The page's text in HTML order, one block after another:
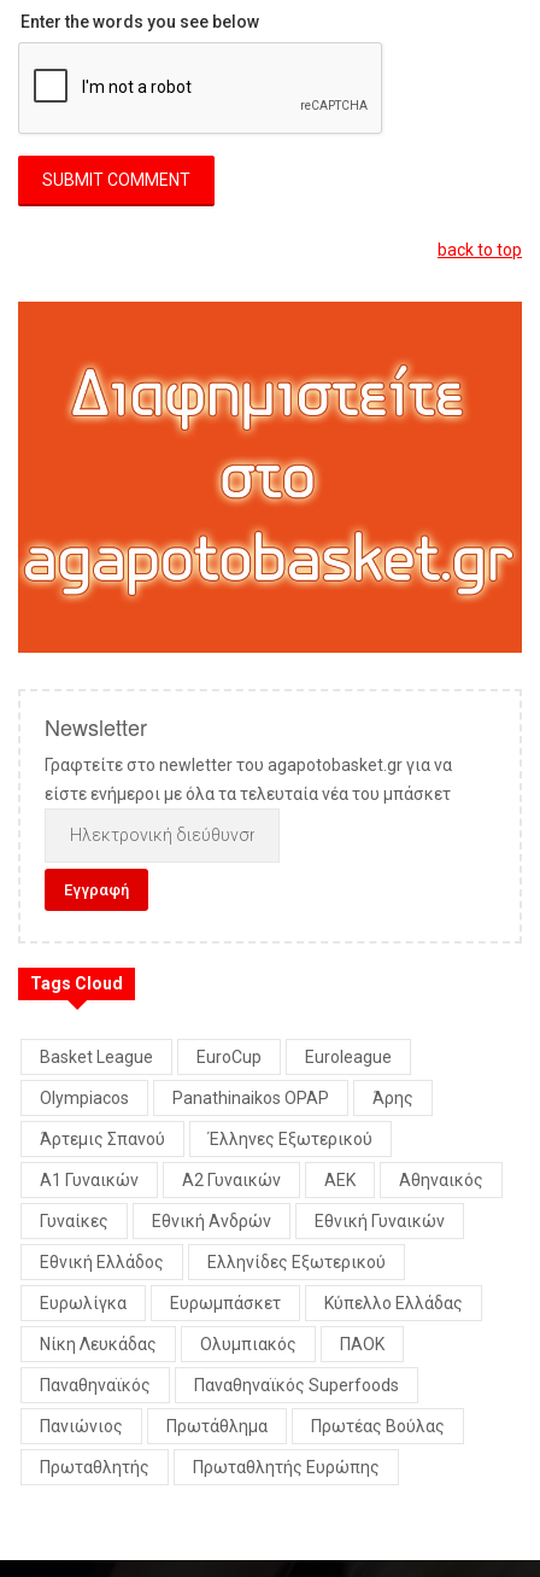
Enter the words you see below
back to top
Newsletter
Γραφτείτε στο newletter του agapotobasket.gr για να
είστε ενήμεροι με όλα τα τελευταία νέα του μπάσκετ
Tags Cloud
Basket League EuroCup Euroleague
Olympiacos Panathinaikos OPAP Άρης
Άρτεμις Σπανού Έλληνες Εξωτερικού
Α1 Γυναικών Α2 Γυναικών ΑΕΚ Αθηναικός
Γυναίκες Εθνική Ανδρών Εθνική Γυναικών
Εθνική Ελλάδος Ελληνίδες Εξωτερικού
Ευρωλίγκα Ευρωμπάσκετ Κύπελλο Ελλάδας
Νίκη Λευκάδας Ολυμπιακός ΠΑΟΚ
Παναθηναϊκός Παναθηναϊκός Superfoods
Πανιώνιος Πρωτάθλημα Πρωτέας Βούλας
Πρωταθλητής Πρωταθλητής Ευρώπης